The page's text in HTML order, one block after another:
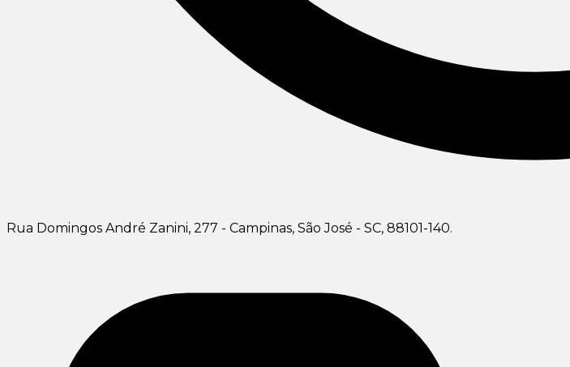
Rua Domingos André Zanini, 277 - Campinas, São José - SC, 88101-140.